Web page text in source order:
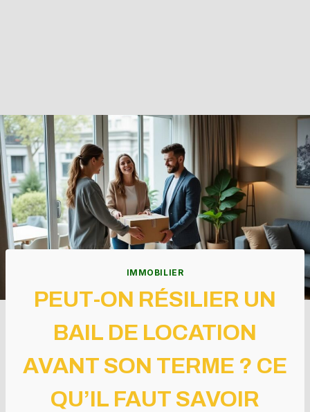
IMMOBILIER
PEUT-ON RÉSILIER UN
BAIL DE LOCATION
AVANT SON TERME ? CE
QU’IL FAUT SAVOIR